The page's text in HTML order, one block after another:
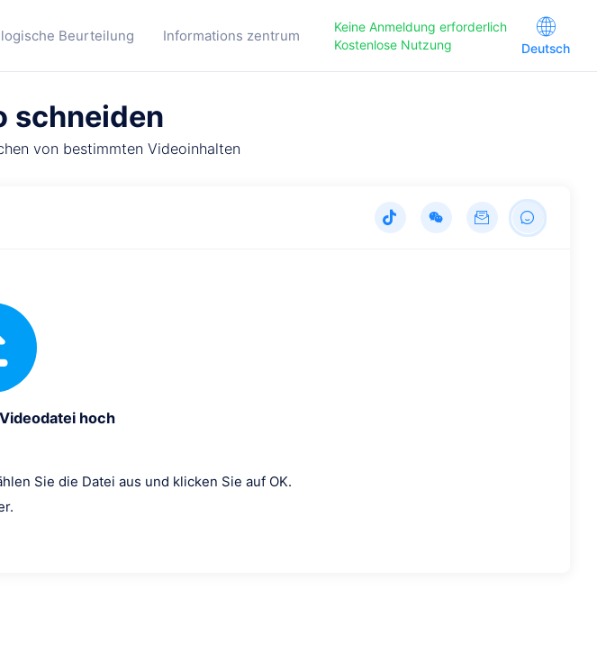
Beurteilung Informations zentrum
Keine Anmeldung erforderlich
Kostenlose Nutzung
Deutsch
schneiden
von bestimmten Videoinhalten
hoch
Sie die Datei aus und klicken Sie auf OK.